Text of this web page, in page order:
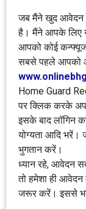
जब मैंने खुद आवेदन
है। मैंने आपके लिए
आपको कोई
सबसे पहले आपको
Home Guard
पर क्लिक करके
इसके बाद लॉगिन
योग्यता आदि
भुगतान करें।
ध्यान रहे, आवेदन
तो हमेशा ही
जरूर करें। इससे